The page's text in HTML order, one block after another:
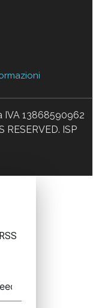
IVA 13868590962
ISP